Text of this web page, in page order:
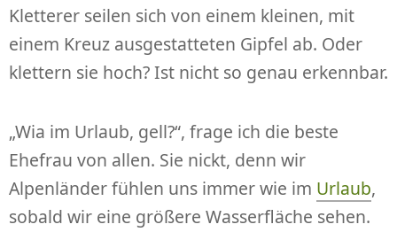
Kletterer seilen sich von einem kleinen, mit
einem Kreuz ausgestatteten Gipfel ab. Oder
klettern sie hoch? Ist nicht so genau erkennbar.
„Wia im Urlaub, gell?“, frage ich die beste
Ehefrau von allen. Sie nickt, denn wir
Alpenländer fühlen uns immer wie im Urlaub,
sobald wir eine größere Wasserfläche sehen.